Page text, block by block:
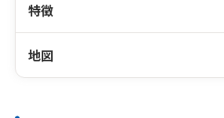
特徴
地図